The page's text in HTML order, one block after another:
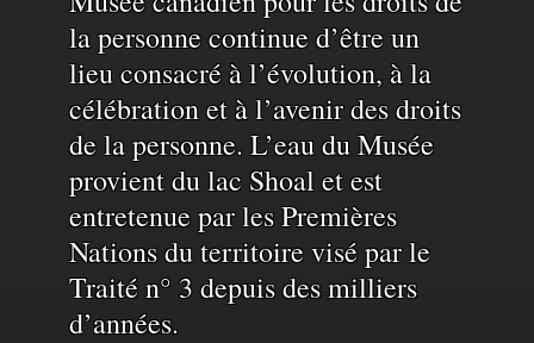
l'eau
la personne continue d’être un
lieu consacré à l’évolution, à la
célébration et à l’avenir des droits
de la personne. L’eau du Musée
provient du lac Shoal et est
entretenue par les Premières
Nations du territoire visé par le
Traité n° 3 depuis des milliers
d’années.